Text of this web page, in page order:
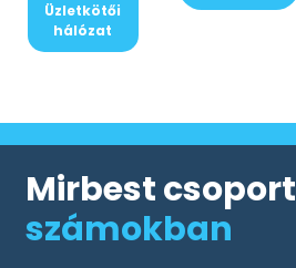
Üzletkötői
hálózat
Mirbest csoport
számokban